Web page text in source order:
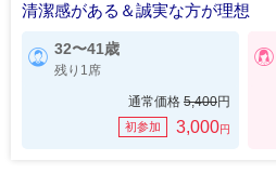
清潔感がある＆誠実な方が理想
32〜41歳
残り1席
通常価格 5,400円
初参加 3,000円